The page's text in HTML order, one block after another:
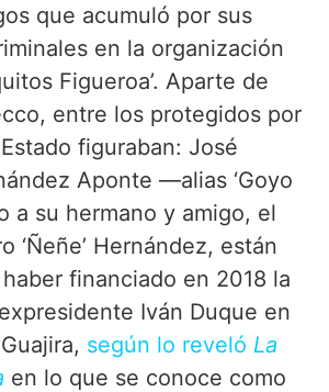
que acumuló por sus
en la organización
Figueroa’. Aparte de
entre los protegidos por
figuraban: José
Aponte —alias ‘Goyo
a su hermano y amigo, el
‘Ñeñe’ Hernández, están
financiado en 2018 la
Iván Duque en
según lo reveló La
en lo que se conoce como